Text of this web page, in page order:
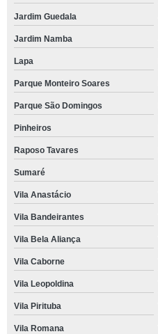
Jardim Guedala
Jardim Namba
Lapa
Parque Monteiro Soares
Parque São Domingos
Pinheiros
Raposo Tavares
Sumaré
Vila Anastácio
Vila Bandeirantes
Vila Bela Aliança
Vila Caborne
Vila Leopoldina
Vila Pirituba
Vila Romana